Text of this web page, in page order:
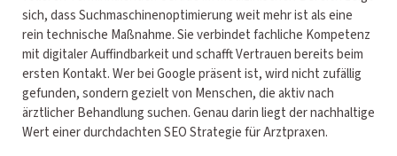
sich, dass Suchmaschinenoptimierung weit mehr ist als eine
rein technische Maßnahme. Sie verbindet fachliche Kompetenz
mit digitaler Auffindbarkeit und schafft Vertrauen bereits beim
ersten Kontakt. Wer bei Google präsent ist, wird nicht zufällig
gefunden, sondern gezielt von Menschen, die aktiv nach
ärztlicher Behandlung suchen. Genau darin liegt der nachhaltige
Wert einer durchdachten SEO Strategie für Arztpraxen.